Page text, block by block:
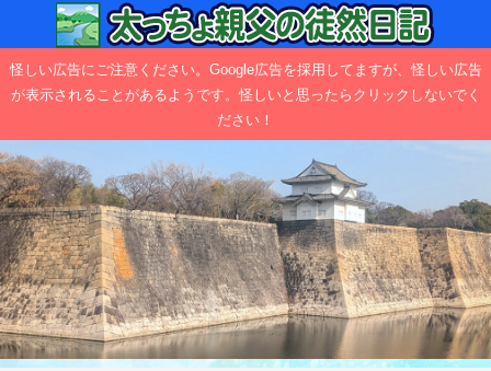
怪しい広告にご注意ください。Google広告を採用してますが、怪しい広告
が表示されることがあるようです。怪しいと思ったらクリックしないでく
ださい！